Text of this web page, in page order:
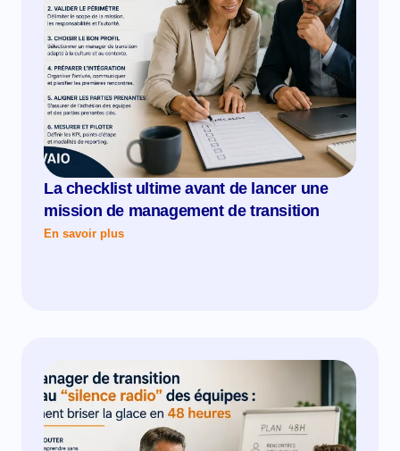
La checklist ultime avant de lancer une
mission de management de transition
En savoir plus